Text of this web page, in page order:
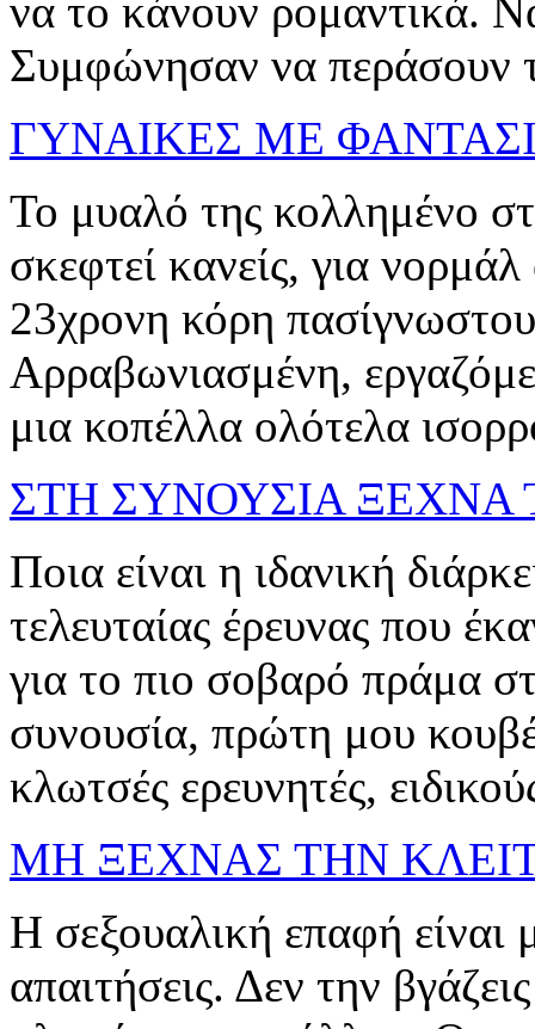
να το κάνουν ρομαντικά.
Συμφώνησαν να περάσουν
ΓΥΝΑΙΚΕΣ ΜΕ
Το μυαλό της κολλημένο
σκεφτεί κανείς, για
23χρονη κόρη
Αρραβωνιασμένη,
μια κοπέλλα ολότελα
ΣΤΗ ΣΥΝΟΥΣΙΑ ΞΕΧΝΑ
Ποια είναι η ιδανική
τελευταίας έρευνας που
για το πιο σοβαρό πράμα
συνουσία, πρώτη μου
κλωτσές ερευνητές,
ΜΗ ΞΕΧΝΑΣ ΤΗΝ
Η σεξουαλική επαφή είναι
απαιτήσεις. Δεν την